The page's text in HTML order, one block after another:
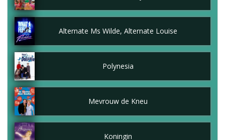
Alternate Ms Wilde, Alternate Louise
Polynesia
Mevrouw de Kneu
Koningin